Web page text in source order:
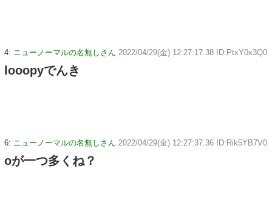
4: ニューノーマルの名無しさん 2022/04/29(金) 12:27:17.38 ID:PtxY0x3Q0
looopyでんき
6: ニューノーマルの名無しさん 2022/04/29(金) 12:27:37.36 ID:Rik5YB7V0
oが一つ多くね？